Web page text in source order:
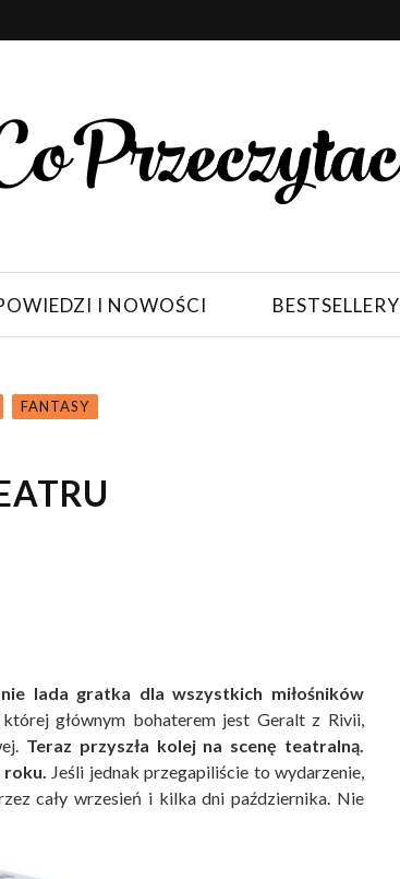
I NOWOŚCI BESTSELLERY
FANTASY
lada gratka dla wszystkich miłośników
której głównym bohaterem jest Geralt z Rivii,
Teraz przyszła kolej na scenę teatralną.
roku. Jeśli jednak przegapiliście to wydarzenie,
cały wrzesień i kilka dni października. Nie